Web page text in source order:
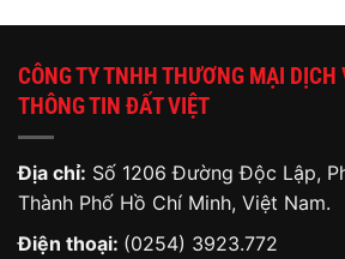
CÔNG TY TNHH THƯƠNG MẠI DỊCH
THÔNG TIN ĐẤT VIỆT
Địa chỉ: Số 1206 Đường Độc Lập,
Thành Phố Hồ Chí Minh, Việt Nam.
Điện thoại: (0254) 3923.772